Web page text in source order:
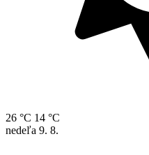
26 °C 14 °C
nedeľa 9. 8.